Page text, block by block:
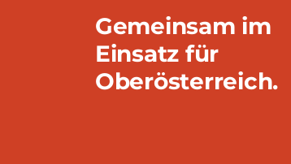
Gemeinsam im
Einsatz für
Oberösterreich.